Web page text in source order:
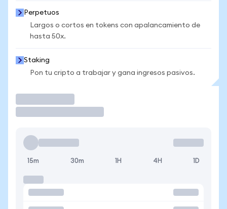
Perpetuos
Largos o cortos en tokens con apalancamiento de
hasta 50x.
Staking
Pon tu cripto a trabajar y gana ingresos pasivos.
15m 30m 1H 4H 1D